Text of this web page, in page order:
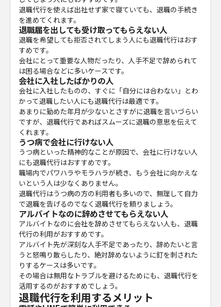
退職代行を使えば出社せず家で寝ていても、退職の手続き
を進めてくれます。
退職届を出しても受け取ってもらえない人
退職を希望しても拒否されてしまう人にも退職代行はおす
すめです。
会社にとって重要な人物だったり、人手不足で辞められて
は困る場合などに多いケースです。
会社に入社したばかりの人
会社に入社したものの、すぐに「自分には合わない」とわ
かって退職したい人にも退職代行は最適です。
あまりに勤めた年月が少ないとさすがに退職を言いづらい
ですが、退職代行であればスムーズに退職の意思を伝えて
くれます。
うつ病で会社に行けない人
うつ病といった精神的なことが原因で、会社に行けない人
にも退職代行はおすすめです。
職場内でパワハラやモラハラが続き、もう会社に向かえな
いという人は少なくありません。
退職代行はうつ病の方の利用者も多いので、無理して自力
で退職を告げるのでなく退職代行を頼りましょう。
アルバイトなのに辞めさせてもらえない人
アルバイトなのに会社を辞めさせてもらえない人も、退職
代行の利用がおすすめです。
アルバイト先が深刻な人手不足であったり、辞めたいと言
うと怒鳴り散らしたり、絶対辞めないように釘を刺された
りするケースは多いです。
その場合は無用なトラブルを避けるためにも、退職代行を
活用するのがおすすめでしょう。
退職代行を利用するメリット